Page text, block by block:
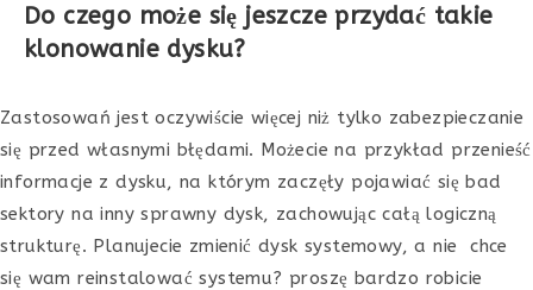
Do czego może się jeszcze przydać takie
klonowanie dysku?
Zastosowań jest oczywiście więcej niż tylko zabezpieczanie
się przed własnymi błędami. Możecie na przykład przenieść
informacje z dysku, na którym zaczęły pojawiać się bad
sektory na inny sprawny dysk, zachowując całą logiczną
strukturę. Planujecie zmienić dysk systemowy, a nie chce
się wam reinstalować systemu? proszę bardzo robicie